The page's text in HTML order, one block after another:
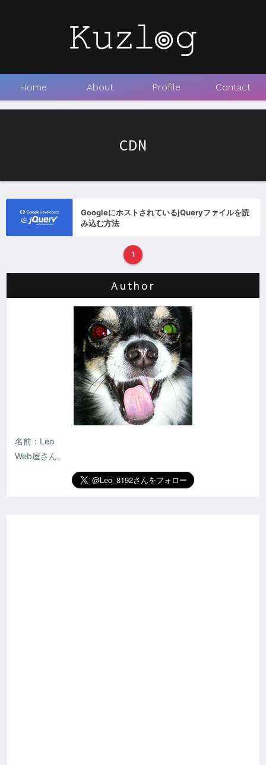
Home About Profile Contact
CDN
GoogleにホストされているjQueryファイルを読
み込む方法
1
Author
名前：Leo
Web屋さん。